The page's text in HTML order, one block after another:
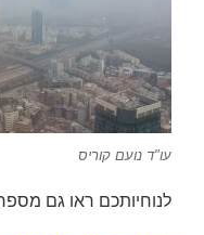
עו"ד נועם קוריס
לנוחיותכם ראו גם